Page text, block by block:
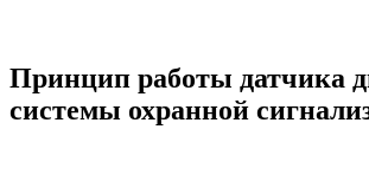
Принцип работы датчика
системы охранной